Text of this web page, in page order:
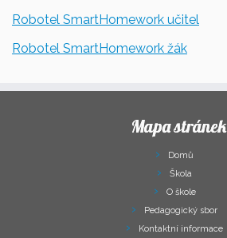
Robotel SmartHomework učitel
Robotel SmartHomework žák
Mapa stránek
Domů
Škola
O škole
Pedagogický sbor
Kontaktní informace